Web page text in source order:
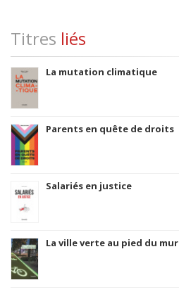
Titres liés
La mutation climatique
Parents en quête de droits
Salariés en justice
La ville verte au pied du mur